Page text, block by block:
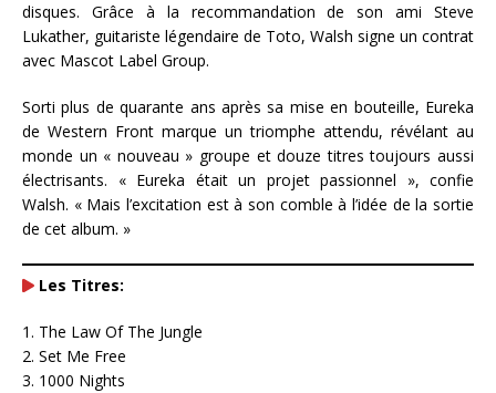
disques. Grâce à la recommandation de son ami Steve
Lukather, guitariste légendaire de Toto, Walsh signe un contrat
avec Mascot Label Group.
Sorti plus de quarante ans après sa mise en bouteille, Eureka
de Western Front marque un triomphe attendu, révélant au
monde un « nouveau » groupe et douze titres toujours aussi
électrisants. « Eureka était un projet passionnel », confie
Walsh. « Mais l’excitation est à son comble à l’idée de la sortie
de cet album. »
Les Titres:
1. The Law Of The Jungle
2. Set Me Free
3. 1000 Nights